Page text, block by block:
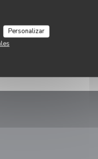
Personalizar